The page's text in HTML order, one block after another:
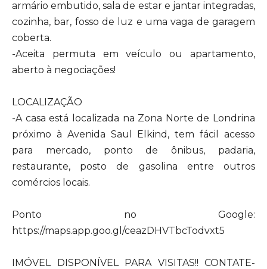
armário embutido, sala de estar e jantar integradas,
cozinha, bar, fosso de luz e uma vaga de garagem
coberta.
-Aceita permuta em veículo ou apartamento,
aberto à negociações!
LOCALIZAÇÃO
-A casa está localizada na Zona Norte de Londrina
próximo à Avenida Saul Elkind, tem fácil acesso
para mercado, ponto de ônibus, padaria,
restaurante, posto de gasolina entre outros
comércios locais.
Ponto no Google:
https://maps.app.goo.gl/ceazDHVTbcTodvxt5
IMÓVEL DISPONÍVEL PARA VISITAS!! CONTATE-